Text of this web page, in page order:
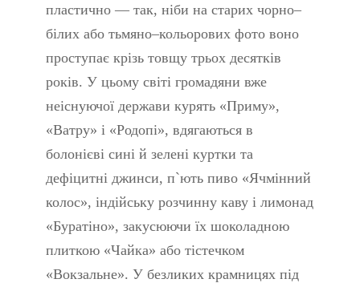
пластично — так, ніби на старих чорно–
білих або тьмяно–кольорових фото воно
проступає крізь товщу трьох десятків
років. У цьому світі громадяни вже
неіснуючої держави курять «Приму»,
«Ватру» і «Родопі», вдягаються в
болонієві сині й зелені куртки та
дефіцитні джинси, п`ють пиво «Ячмінний
колос», індійську розчинну каву і лимонад
«Буратіно», закусюючи їх шоколадною
плиткою «Чайка» або тістечком
«Вокзальне». У безликих крамницях під